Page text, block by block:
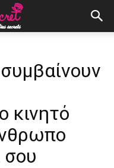
κινητό
σου